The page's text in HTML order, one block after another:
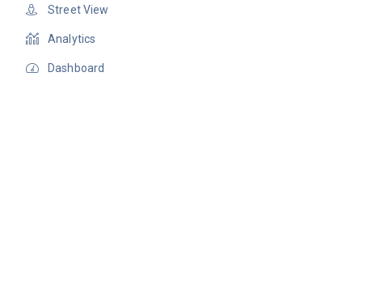
Street View
Analytics
Dashboard